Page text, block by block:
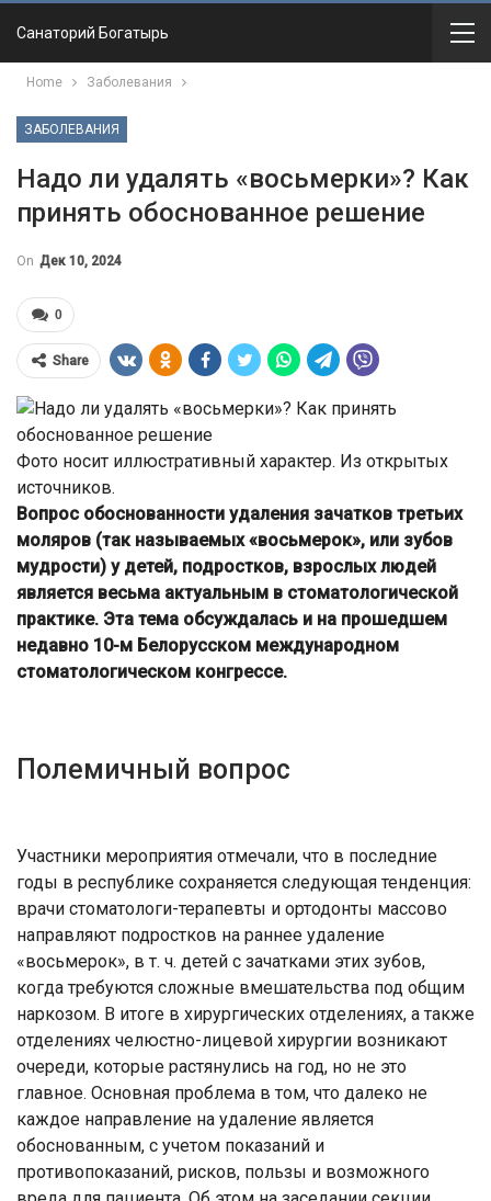
Санаторий Богатырь
Home Заболевания
ЗАБОЛЕВАНИЯ
Надо ли удалять «восьмерки»? Как
принять обоснованное решение
On Дек 10, 2024
0
Share
Фото носит иллюстративный характер. Из открытых
источников.
Вопрос обоснованности удаления зачатков третьих
моляров (так называемых «восьмерок», или зубов
мудрости) у детей, подростков, взрослых людей
является весьма актуальным в стоматологической
практике. Эта тема обсуждалась и на прошедшем
недавно 10-м Белорусском международном
стоматологическом конгрессе.
Полемичный вопрос
Участники мероприятия отмечали, что в последние
годы в республике сохраняется следующая тенденция:
врачи стоматологи-терапевты и ортодонты массово
направляют подростков на раннее удаление
«восьмерок», в т. ч. детей с зачатками этих зубов,
когда требуются сложные вмешательства под общим
наркозом. В итоге в хирургических отделениях, а также
отделениях челюстно-лицевой хирургии возникают
очереди, которые растянулись на год, но не это
главное. Основная проблема в том, что далеко не
каждое направление на удаление является
обоснованным, с учетом показаний и
противопоказаний, рисков, пользы и возможного